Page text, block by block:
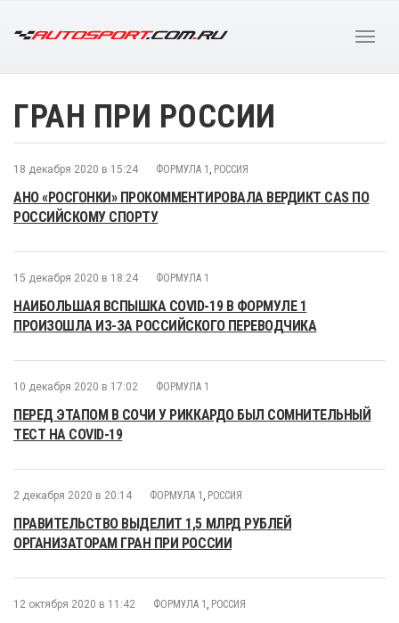
ГРАН ПРИ РОССИИ
18 декабря 2020 в 15:24 ФОРМУЛА 1 , РОССИЯ
АНО «РОСГОНКИ» ПРОКОММЕНТИРОВАЛА ВЕРДИКТ CAS ПО
РОССИЙСКОМУ СПОРТУ
15 декабря 2020 в 18:24 ФОРМУЛА 1
НАИБОЛЬШАЯ ВСПЫШКА COVID-19 В ФОРМУЛЕ 1
ПРОИЗОШЛА ИЗ-ЗА РОССИЙСКОГО ПЕРЕВОДЧИКА
10 декабря 2020 в 17:02 ФОРМУЛА 1
ПЕРЕД ЭТАПОМ В СОЧИ У РИККАРДО БЫЛ СОМНИТЕЛЬНЫЙ
ТЕСТ НА COVID-19
2 декабря 2020 в 20:14 ФОРМУЛА 1 , РОССИЯ
ПРАВИТЕЛЬСТВО ВЫДЕЛИТ 1,5 МЛРД РУБЛЕЙ
ОРГАНИЗАТОРАМ ГРАН ПРИ РОССИИ
12 октября 2020 в 11:42 ФОРМУЛА 1 , РОССИЯ